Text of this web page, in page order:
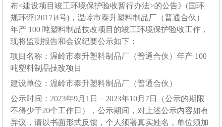
布<建设项目竣工环境保护验收暂行办法>的公告》 (国环
规环评[2017]4号) ， 温岭市泰升塑料制品厂（普通合伙）
年产 100 吨塑料制品技改项目 的竣工环境保护验收工作，
现将监测报告和会议纪要公示如下：
项目名称： 温岭市泰升塑料制品厂（普通合伙）年产 100
吨塑料制品技改项目
建设单位： 温岭市泰升塑料制品厂（普通合伙）
公示时间： 2023年9月 1 日－ 2023年10月 7日（公示的期限
不得少于20个工作日），公示期间，对上述公示内容如有
异议，请以书面形式反馈，个人须署真实姓名，单位须加